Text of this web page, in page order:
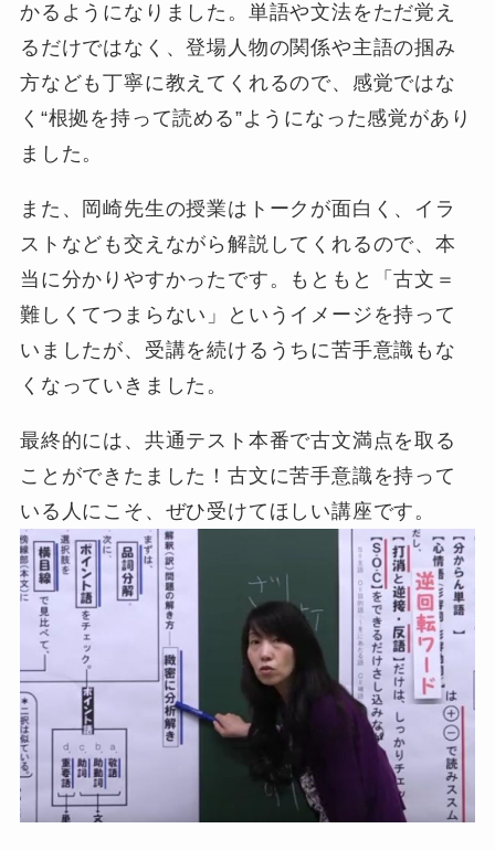
かるようになりました。単語や文法をただ覚え
るだけではなく、登場人物の関係や主語の掴み
方なども丁寧に教えてくれるので、感覚ではな
く“根拠を持って読める”ようになった感覚があり
ました。
また、岡崎先生の授業はトークが面白く、イラ
ストなども交えながら解説してくれるので、本
当に分かりやすかったです。もともと「古文＝
難しくてつまらない」というイメージを持って
いましたが、受講を続けるうちに苦手意識もな
くなっていきました。
最終的には、共通テスト本番で古文満点を取る
ことができたました！古文に苦手意識を持って
いる人にこそ、ぜひ受けてほしい講座です。